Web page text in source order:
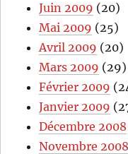
Juin 2009 (20)
Mai 2009 (25)
Avril 2009 (20)
Mars 2009 (29)
Février 2009
Janvier 2009
Décembre 2008
Novembre 2008